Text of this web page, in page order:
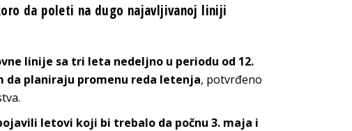
da poleti na dugo najavljivanoj liniji
linije sa tri leta nedeljno u periodu od 12.
da planiraju promenu reda letenja, potvrđeno
letovi koji bi trebalo da počnu 3. maja i